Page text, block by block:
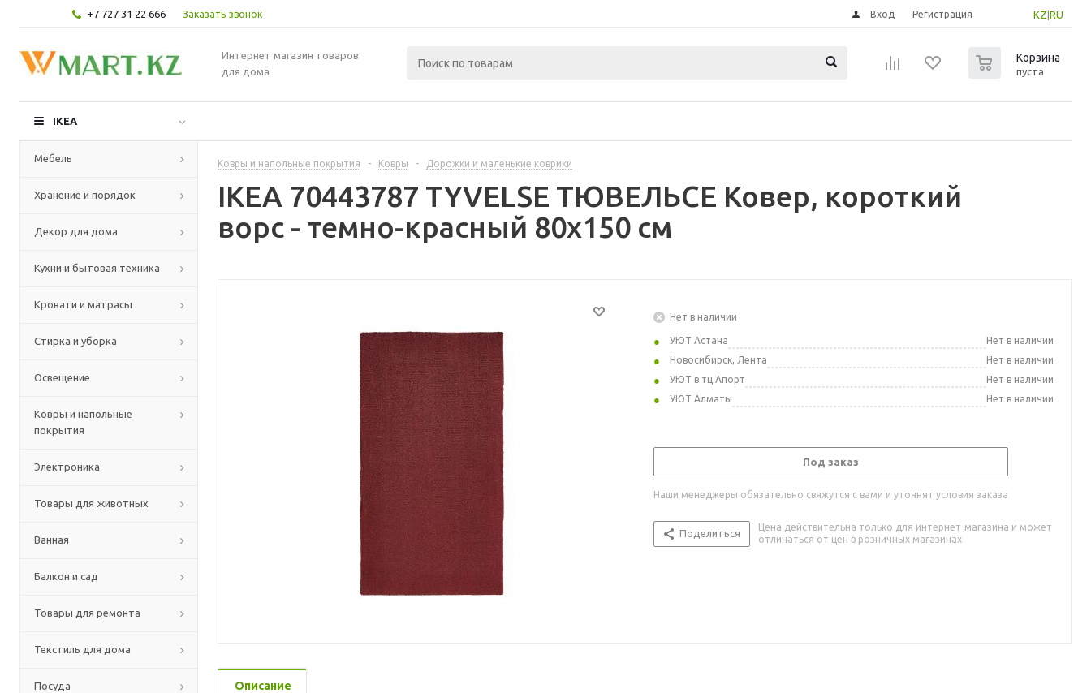
+7 727 31 22 666 Заказать звонок KZ RU
Вход Регистрация
Интернет магазин товаров
для дома
Корзина
пуста
IKEA
Мебель
Хранение и порядок
Декор для дома
Кухни и бытовая техника
Кровати и матрасы
Стирка и уборка
Освещение
Ковры и напольные
покрытия
Электроника
Товары для животных
Ванная
Балкон и сад
Товары для ремонта
Текстиль для дома
Посуда
Ковры и напольные покрытия - Ковры - Дорожки и маленькие коврики
IKEA 70443787 TYVELSE ТЮВЕЛЬСЕ Ковер, короткий
ворс - темно-красный 80x150 см
Нет в наличии
УЮТ Астана
Нет в наличии
Новосибирск, Лента
Нет в наличии
УЮТ в тц Апорт
Нет в наличии
УЮТ Алматы
Нет в наличии
Под заказ
Наши менеджеры обязательно свяжутся с вами и уточнят условия заказа
Поделиться
Цена действительна только для интернет-магазина и может
отличаться от цен в розничных магазинах
Описание